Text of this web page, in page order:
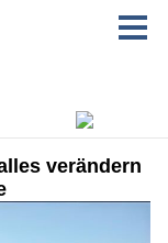
verändern